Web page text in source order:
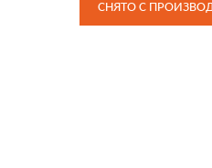
СНЯТО С